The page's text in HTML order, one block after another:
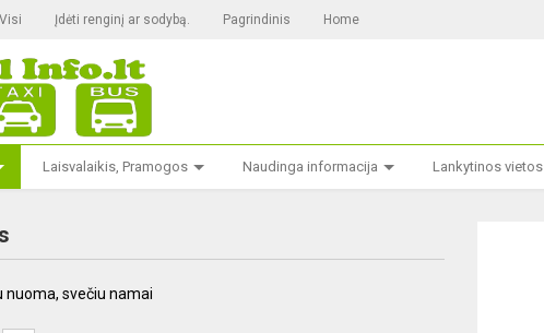
Visi Įdėti renginį ar sodybą. Pagrindinis Home
Laisvalaikis, Pramogos Naudinga informacija Lankytinos vietos
svečiu namai